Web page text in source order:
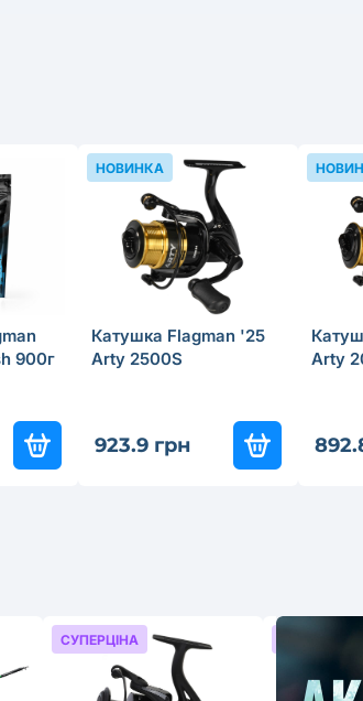
900г
Катушка Flagman '25
Arty 2500S
923.9 грн
НОВИНКА
Arty
СУПЕРЦІНА
СУПЕРЦІНА